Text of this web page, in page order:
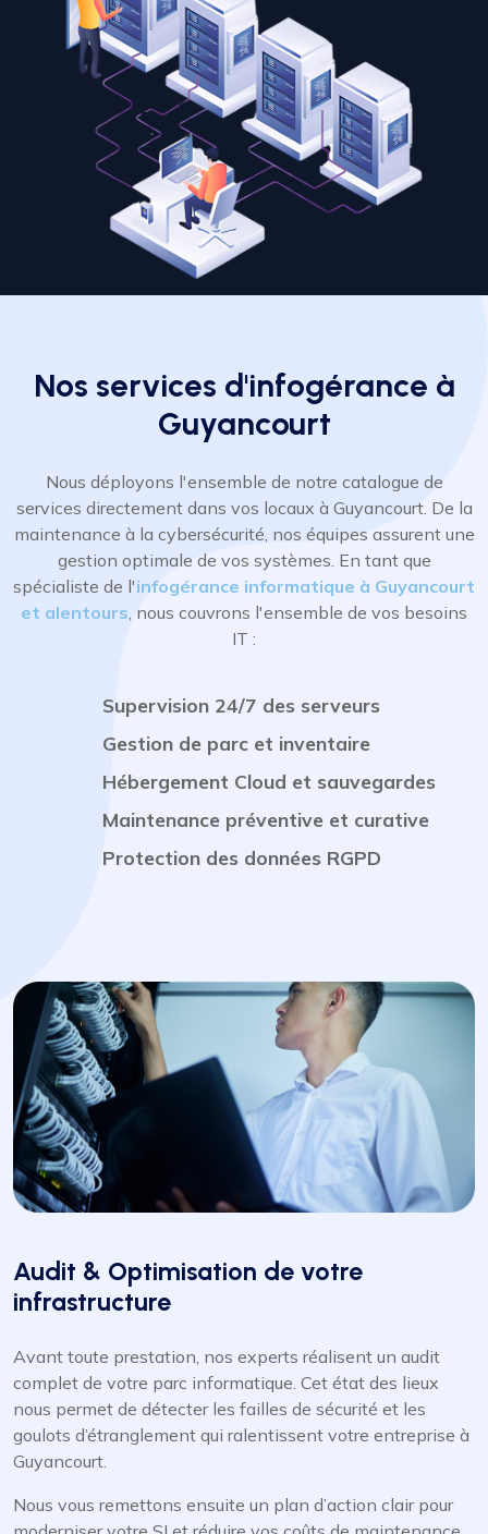
Nos services d'infogérance à
Guyancourt
Nous déployons l'ensemble de notre catalogue de
services directement dans vos locaux à Guyancourt. De la
maintenance à la cybersécurité, nos équipes assurent une
gestion optimale de vos systèmes. En tant que
spécialiste de l'infogérance informatique à Guyancourt
et alentours, nous couvrons l'ensemble de vos besoins
IT :
Supervision 24/7 des serveurs
Gestion de parc et inventaire
Hébergement Cloud et sauvegardes
Maintenance préventive et curative
Protection des données RGPD
Audit & Optimisation de votre
infrastructure
Avant toute prestation, nos experts réalisent un audit
complet de votre parc informatique. Cet état des lieux
nous permet de détecter les failles de sécurité et les
goulots d’étranglement qui ralentissent votre entreprise à
Guyancourt.
Nous vous remettons ensuite un plan d’action clair pour